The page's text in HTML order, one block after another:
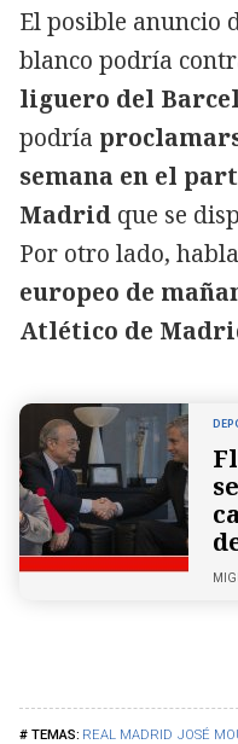
REAL MADRID JOSÉ
El posible anuncio
blanco podría
liguero del
podría
semana en el
Madrid que se
Por otro lado,
europeo de
Atlético de